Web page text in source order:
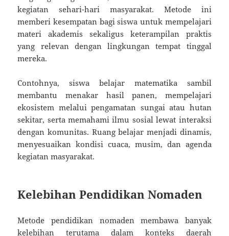
kegiatan sehari-hari masyarakat. Metode ini
memberi kesempatan bagi siswa untuk mempelajari
materi akademis sekaligus keterampilan praktis
yang relevan dengan lingkungan tempat tinggal
mereka.
Contohnya, siswa belajar matematika sambil
membantu menakar hasil panen, mempelajari
ekosistem melalui pengamatan sungai atau hutan
sekitar, serta memahami ilmu sosial lewat interaksi
dengan komunitas. Ruang belajar menjadi dinamis,
menyesuaikan kondisi cuaca, musim, dan agenda
kegiatan masyarakat.
Kelebihan Pendidikan Nomaden
Metode pendidikan nomaden membawa banyak
kelebihan terutama dalam konteks daerah